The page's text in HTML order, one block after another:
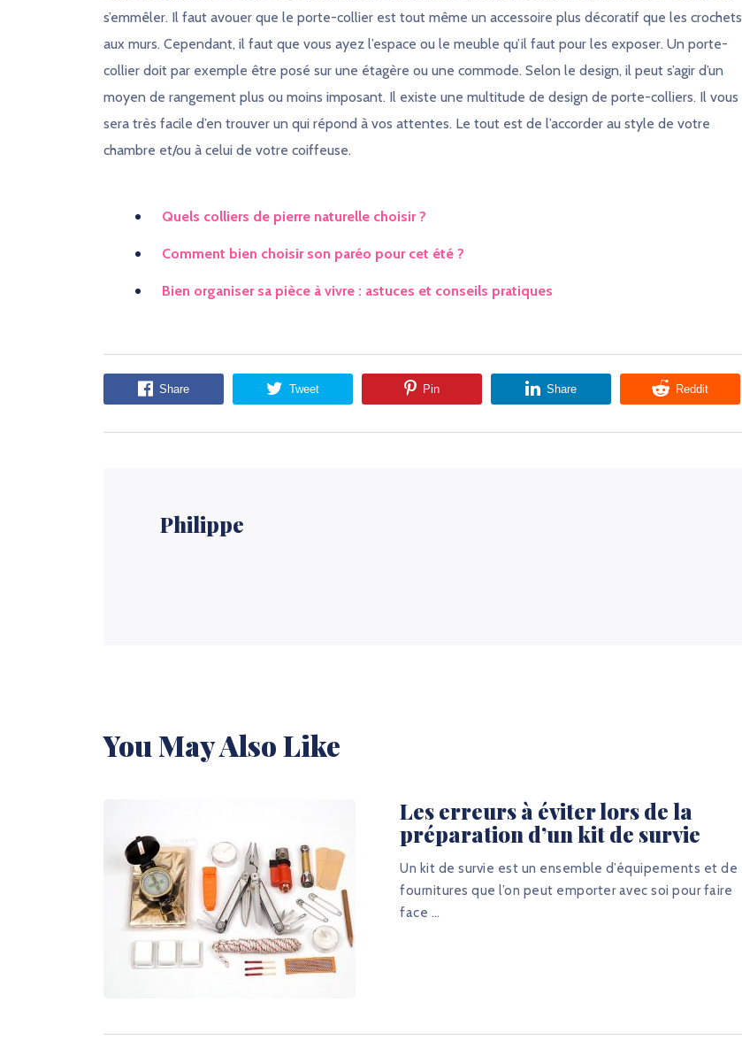
s’emmêler. Il faut avouer que le porte-collier est tout même un accessoire plus décoratif que les crochets
aux murs. Cependant, il faut que vous ayez l’espace ou le meuble qu’il faut pour les exposer. Un porte-
collier doit par exemple être posé sur une étagère ou une commode. Selon le design, il peut s’agir d’un
moyen de rangement plus ou moins imposant. Il existe une multitude de design de porte-colliers. Il vous
sera très facile d’en trouver un qui répond à vos attentes. Le tout est de l’accorder au style de votre
chambre et/ou à celui de votre coiffeuse.
Quels colliers de pierre naturelle choisir ?
Comment bien choisir son paréo pour cet été ?
Bien organiser sa pièce à vivre : astuces et conseils pratiques
Share Tweet Pin Share Reddit
Philippe
You May Also Like
Les erreurs à éviter lors de la
préparation d’un kit de survie
Un kit de survie est un ensemble d’équipements et de
fournitures que l’on peut emporter avec soi pour faire
face …